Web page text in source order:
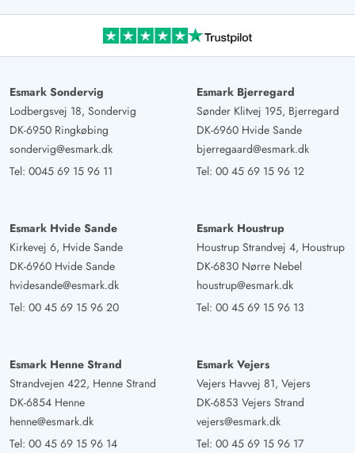
Esmark Sondervig
Lodbergsvej 18, Sondervig
DK-6950 Ringkøbing
sondervig@esmark.dk
Tel: 0045 69 15 96 11
Esmark Bjerregard
Sønder Klitvej 195, Bjerregard
DK-6960 Hvide Sande
bjerregaard@esmark.dk
Tel: 00 45 69 15 96 12
Esmark Hvide Sande
Kirkevej 6, Hvide Sande
DK-6960 Hvide Sande
hvidesande@esmark.dk
Tel: 00 45 69 15 96 20
Esmark Houstrup
Houstrup Strandvej 4, Houstrup
DK-6830 Nørre Nebel
houstrup@esmark.dk
Tel: 00 45 69 15 96 13
Esmark Henne Strand
Strandvejen 422, Henne Strand
DK-6854 Henne
henne@esmark.dk
Tel: 00 45 69 15 96 14
Esmark Vejers
Vejers Havvej 81, Vejers
DK-6853 Vejers Strand
vejers@esmark.dk
Tel: 00 45 69 15 96 17